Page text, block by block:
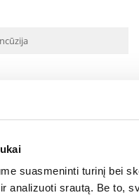
suasmeninti turinį bei
analizuoti srautą. Be to,